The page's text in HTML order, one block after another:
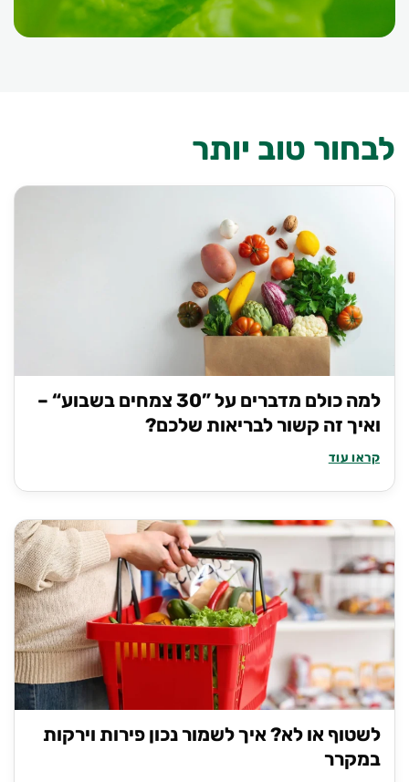
לבחור טוב יותר
למה כולם מדברים על ”30 צמחים בשבוע“ –
ואיך זה קשור לבריאות שלכם?
קראו עוד
לשטוף או לא? איך לשמור נכון פירות וירקות
במקרר